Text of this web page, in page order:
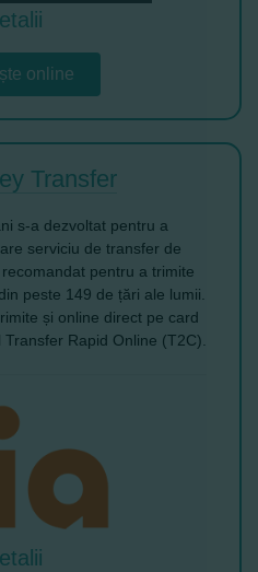
online
Transfer
s-a dezvoltat pentru a
serviciu de transfer de
pentru a trimite
peste 149 de țări ale lumii.
și online direct pe card
Rapid Online (T2C).